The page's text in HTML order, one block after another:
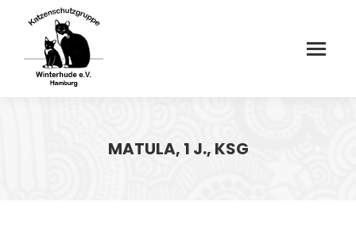
MATULA, 1 J., KSG